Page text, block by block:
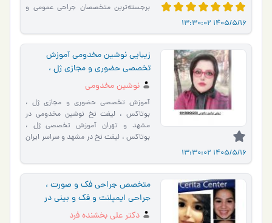
1405/5/16 13:30:02
برجسته‌ترین متخصصان جراحی عمومی و
1405/5/16 13:30:02
زیبایی نوشین مخدومی آموزش
تخصصی حضوری و مجازی ژل ،
بوتاکس ، لیفت نخ در مشهد و تهران
نوشین مخدومی
آموزش تخصصی حضوری و مجازی ژل ،
بوتاکس ، لیفت نخ نوشین مخدومی در
مشهد و تهران آموزش تخصصی ژل ،
بوتاکس ، لیفت نخ در مشهد و سراسر ایران
متخصص جراحی فک و صورت ،
جراحی ایمپلنت و فک و بینی در
تهراندکتر علی بخشنده فرد